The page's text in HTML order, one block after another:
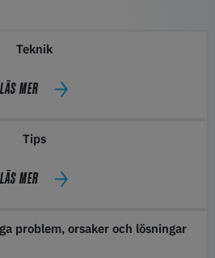
Teknik
LÄS MER
Tips
LÄS MER
problem, orsaker och lösningar